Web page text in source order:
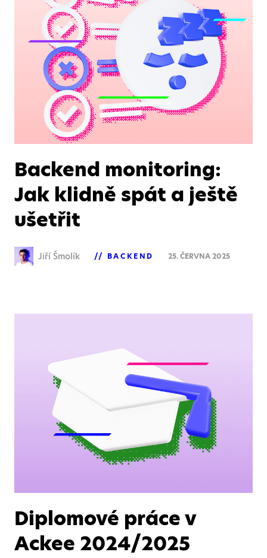
Backend monitoring:
Jak klidně spát a ještě
ušetřit
Jiří Šmolík BACKEND 25. ČERVNA 2025
Diplomové práce v
Ackee 2024/2025